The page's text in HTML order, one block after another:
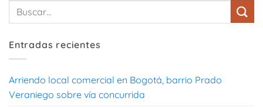
Entradas recientes
Arriendo local comercial en Bogotá, barrio Prado
Veraniego sobre vía concurrida